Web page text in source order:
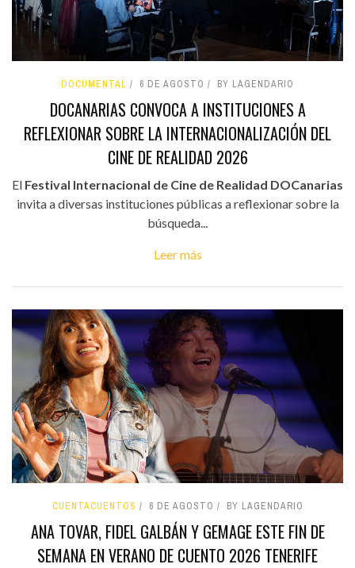
DOCUMENTAL 6 DE AGOSTO BY LAGENDARIO
DOCANARIAS CONVOCA A INSTITUCIONES A
REFLEXIONAR SOBRE LA INTERNACIONALIZACIÓN DEL
CINE DE REALIDAD 2026
El Festival Internacional de Cine de Realidad DOCanarias
invita a diversas instituciones públicas a reflexionar sobre la
búsqueda...
Leer más
CUENTACUENTOS 6 DE AGOSTO BY LAGENDARIO
ANA TOVAR, FIDEL GALBÁN Y GEMAGE ESTE FIN DE
SEMANA EN VERANO DE CUENTO 2026 TENERIFE